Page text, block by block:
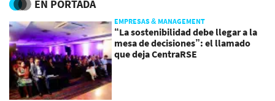
EN PORTADA
EMPRESAS & MANAGEMENT
“La sostenibilidad debe llegar a la
mesa de decisiones”: el llamado
que deja CentraRSE